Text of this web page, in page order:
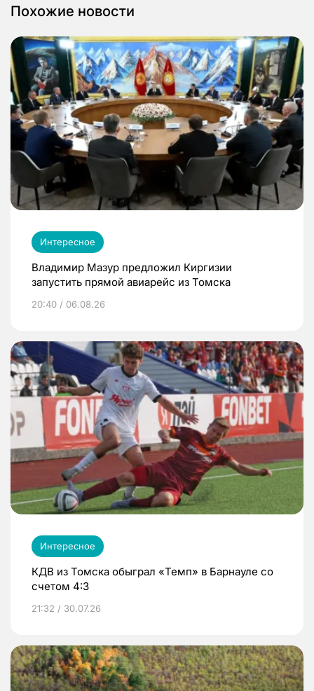
Похожие новости
Интересное
Владимир Мазур предложил Киргизии
запустить прямой авиарейс из Томска
20:40 / 06.08.26
Интересное
КДВ из Томска обыграл «Темп» в Барнауле со
счетом 4:3
21:32 / 30.07.26